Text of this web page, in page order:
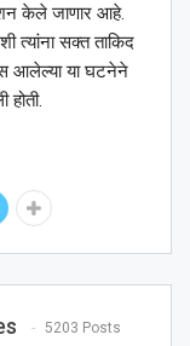
केले जाणार आहे.
सक्त ताकिद
आलेल्या या घटनेने
5203 Posts